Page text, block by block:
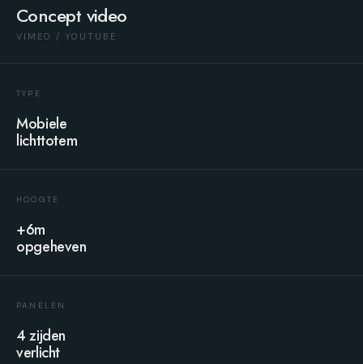
Concept video
VIMEO / YOUTUBE
TYPE
Mobiele
lichttotem
HOOGTE
+6m
opgeheven
PANELEN
4 zijden
verlicht